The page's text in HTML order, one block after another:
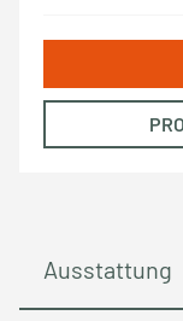
Ausstattung